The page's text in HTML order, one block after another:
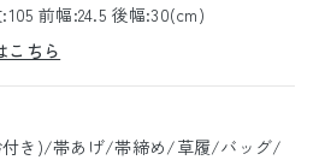
前幅:24.5 後幅:30(cm)
こちら
き)/帯あげ/帯締め/草履/バッグ/